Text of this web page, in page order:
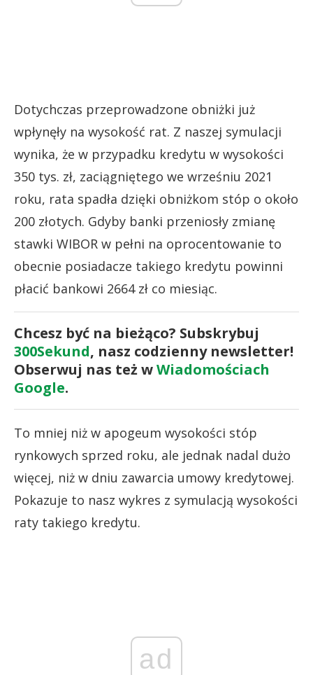
Dotychczas przeprowadzone obniżki już
wpłynęły na wysokość rat. Z naszej symulacji
wynika, że w przypadku kredytu w wysokości
350 tys. zł, zaciągniętego we wrześniu 2021
roku, rata spadła dzięki obniżkom stóp o około
200 złotych. Gdyby banki przeniosły zmianę
stawki WIBOR w pełni na oprocentowanie to
obecnie posiadacze takiego kredytu powinni
płacić bankowi 2664 zł co miesiąc.
Chcesz być na bieżąco? Subskrybuj
300Sekund, nasz codzienny newsletter!
Obserwuj nas też wWiadomościach
Google.
To mniej niż w apogeum wysokości stóp
rynkowych sprzed roku, ale jednak nadal dużo
więcej, niż w dniu zawarcia umowy kredytowej.
Pokazuje to nasz wykres z symulacją wysokości
raty takiego kredytu.
ad